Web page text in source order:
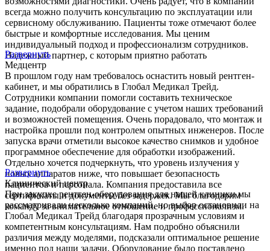
всегда можно получить консультацию по эксплуатации или
сервисному обслуживанию. Пациенты тоже отмечают более
быстрые и комфортные исследования. Мы ценим
индивидуальный подход и профессионализм сотрудников.
Надежный партнер, с которым приятно работать
Развернуть
Медцентр
В прошлом году нам требовалось оснастить новый рентген-
кабинет, и мы обратились в Глобал Медикал Трейд.
Сотрудники компании помогли составить техническое
задание, подобрали оборудование с учетом наших требований
и возможностей помещения. Очень порадовало, что монтаж и
настройка прошли под контролем опытных инженеров. После
запуска врачи отметили высокое качество снимков и удобное
программное обеспечение для обработки изображений.
Отдельно хочется подчеркнуть, что уровень излучения у
новых аппаратов ниже, что повышает безопасность
пациентов и персонала. Компания предоставила все
сертификаты и документы без задержек. Мы благодарим
команду за внимательное отношение и профессионализм.
Развернуть
Клинический центр
При закупке рентген-оборудования для нашей клиники мы
рассматривали несколько компаний, но выбор остановили на
Глобал Медикал Трейд благодаря прозрачным условиям и
компетентным консультациям. Нам подробно объяснили
различия между моделями, подсказали оптимальное решение
именно под наши задачи. Оборудование было поставлено